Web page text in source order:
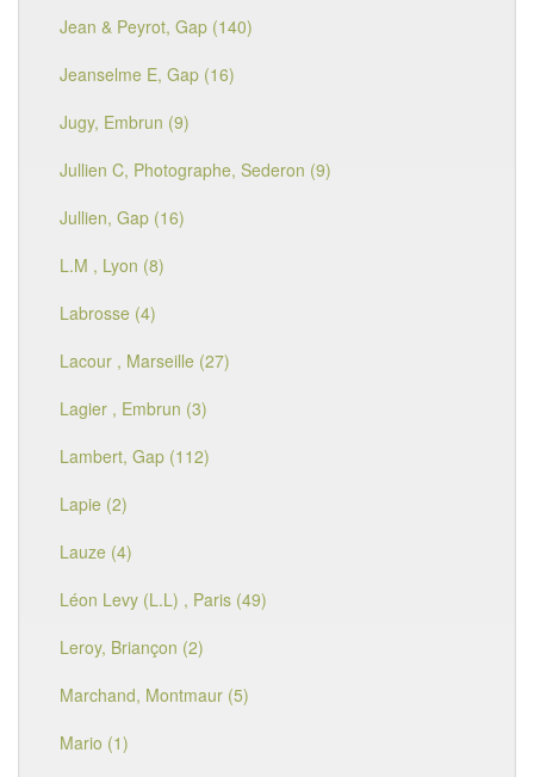
Jean & Peyrot, Gap (140)
Jeanselme E, Gap (16)
Jugy, Embrun (9)
Jullien C, Photographe, Sederon (9)
Jullien, Gap (16)
L.M , Lyon (8)
Labrosse (4)
Lacour , Marseille (27)
Lagier , Embrun (3)
Lambert, Gap (112)
Lapie (2)
Lauze (4)
Léon Levy (L.L) , Paris (49)
Leroy, Briançon (2)
Marchand, Montmaur (5)
Mario (1)